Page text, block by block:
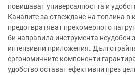
повишават универсалността и
Каналите за отвеждане на топлина в
предотвратяват прекомерното
би направила инструмента неудобен
интензивни приложения.
ергономичните компоненти
удобство остават ефективни през